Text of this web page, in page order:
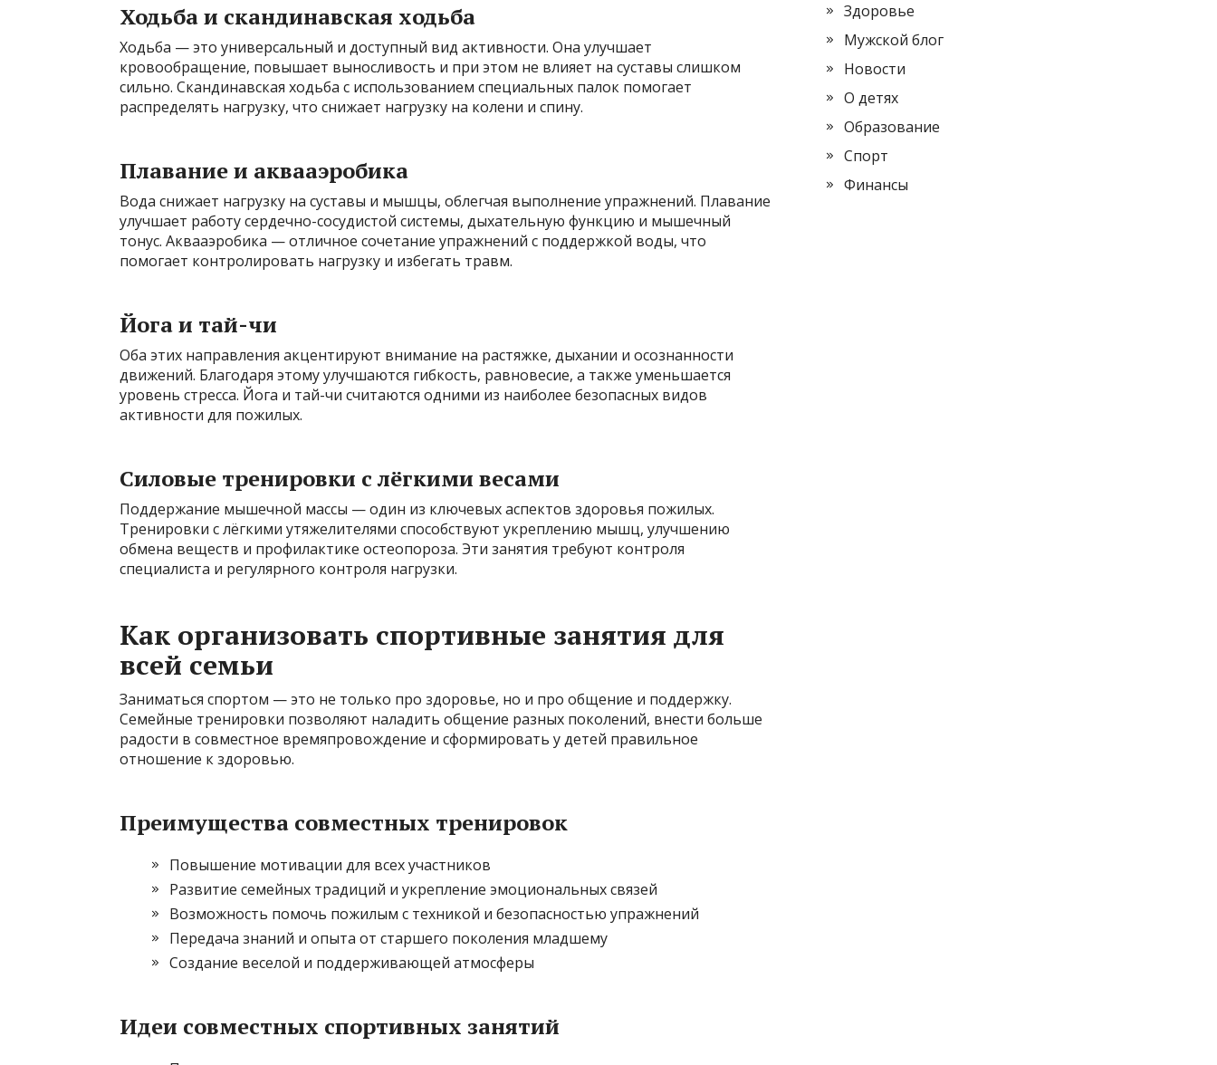
Ходьба и скандинавская ходьба
Ходьба — это универсальный и доступный вид активности. Она улучшает
кровообращение, повышает выносливость и при этом не влияет на суставы слишком
сильно. Скандинавская ходьба с использованием специальных палок помогает
распределять нагрузку, что снижает нагрузку на колени и спину.
Плавание и аквааэробика
Вода снижает нагрузку на суставы и мышцы, облегчая выполнение упражнений. Плавание
улучшает работу сердечно-сосудистой системы, дыхательную функцию и мышечный
тонус. Аквааэробика — отличное сочетание упражнений с поддержкой воды, что
помогает контролировать нагрузку и избегать травм.
Йога и тай-чи
Оба этих направления акцентируют внимание на растяжке, дыхании и осознанности
движений. Благодаря этому улучшаются гибкость, равновесие, а также уменьшается
уровень стресса. Йога и тай-чи считаются одними из наиболее безопасных видов
активности для пожилых.
Силовые тренировки с лёгкими весами
Поддержание мышечной массы — один из ключевых аспектов здоровья пожилых.
Тренировки с лёгкими утяжелителями способствуют укреплению мышц, улучшению
обмена веществ и профилактике остеопороза. Эти занятия требуют контроля
специалиста и регулярного контроля нагрузки.
Как организовать спортивные занятия для
всей семьи
Заниматься спортом — это не только про здоровье, но и про общение и поддержку.
Семейные тренировки позволяют наладить общение разных поколений, внести больше
радости в совместное времяпровождение и сформировать у детей правильное
отношение к здоровью.
Преимущества совместных тренировок
Повышение мотивации для всех участников
Развитие семейных традиций и укрепление эмоциональных связей
Возможность помочь пожилым с техникой и безопасностью упражнений
Передача знаний и опыта от старшего поколения младшему
Создание веселой и поддерживающей атмосферы
Идеи совместных спортивных занятий
Здоровье
Мужской блог
Новости
О детях
Образование
Спорт
Финансы